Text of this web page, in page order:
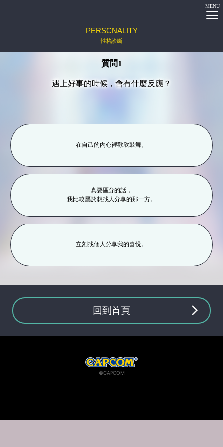
MENU
PERSONALITY
性格診斷
質問1
遇上好事的時候，會有什麼反應？
在自己的內心裡歡欣鼓舞。
真要區分的話，
我比較屬於想找人分享的那一方。
立刻找個人分享我的喜悅。
回到首頁
©CAPCOM